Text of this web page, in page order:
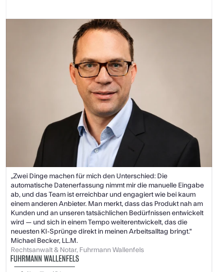
„Zwei Dinge machen für mich den Unterschied: Die
automatische Datenerfassung nimmt mir die manuelle Eingabe
ab, und das Team ist erreichbar und engagiert wie bei kaum
einem anderen Anbieter. Man merkt, dass das Produkt nah am
Kunden und an unseren tatsächlichen Bedürfnissen entwickelt
wird — und sich in einem Tempo weiterentwickelt, das die
neuesten KI-Sprünge direkt in meinen Arbeitsalltag bringt."
Michael Becker, LL.M.
Rechtsanwalt & Notar, Fuhrmann Wallenfels